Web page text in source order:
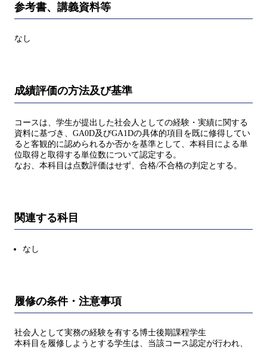
参考書、講義資料等
なし
成績評価の方法及び基準
コースは、学生が提出した社会人としての経験・実績に関する
資料に基づき、GA0D及びGA1Dの具体的項目を既に修得してい
ると客観的に認められるか否かを基準として、本科目による単
位取得と取得する単位数について認定する。
なお、本科目は点数評価はせず、合格/不合格の判定とする。
関連する科目
なし
履修の条件・注意事項
社会人として実務の経験を有する博士後期課程学生
本科目を履修しようとする学生は、当該コース認定が行われ、